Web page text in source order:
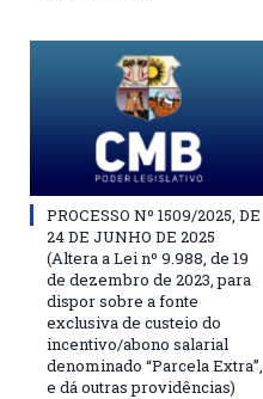
PROCESSO Nº 1509/2025, DE
24 DE JUNHO DE 2025
(Altera a Lei nº 9.988, de 19
de dezembro de 2023, para
dispor sobre a fonte
exclusiva de custeio do
incentivo/abono salarial
denominado “Parcela Extra”,
e dá outras providências)